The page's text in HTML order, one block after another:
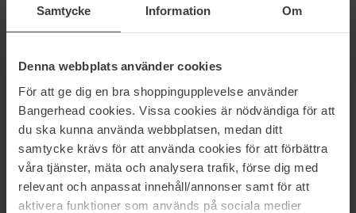
Samtycke Information Om
Denna webbplats använder cookies
För att ge dig en bra shoppingupplevelse använder
Bangerhead cookies. Vissa cookies är nödvändiga för att
du ska kunna använda webbplatsen, medan ditt
samtycke krävs för att använda cookies för att förbättra
våra tjänster, mäta och analysera trafik, förse dig med
relevant och anpassat innehåll/annonser samt för att
aktivera funktioner som används på sociala medier
Lumene
Brow Care Fixing Gel
10 €
Lumene
Brow Care Shaping Wax
5 ml
10 €
Pagina 1 van 5 Volgende